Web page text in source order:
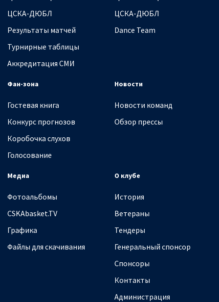
ЦСКА-ДЮБЛ
Результаты матчей
Турнирные таблицы
Аккредитация СМИ
ЦСКА-ДЮБЛ
Dance Team
Фан-зона
Гостевая книга
Конкурс прогнозов
Коробочка слухов
Голосование
Новости
Новости команд
Обзор прессы
Медиа
Фотоальбомы
CSKAbasket.TV
Графика
Файлы для скачивания
О клубе
История
Ветераны
Тендеры
Генеральный спонсор
Спонсоры
Контакты
Администрация